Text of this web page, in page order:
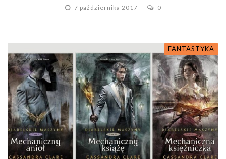
7 października 2017
0
FANTASTYKA